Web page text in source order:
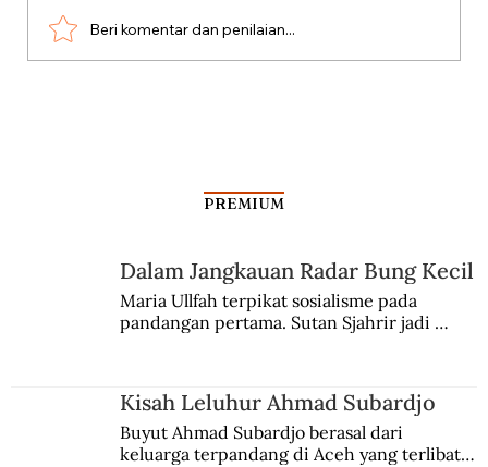
Kasus Penipuan Raja Komputer
Beri komentar dan penilaian...
PREMIUM
Dalam Jangkauan Radar Bung Kecil
Maria Ullfah terpikat sosialisme pada
pandangan pertama. Sutan Sjahrir jadi
Kisah Leluhur Ahmad Subardjo
Buyut Ahmad Subardjo berasal dari
keluarga terpandang di Aceh yang terlibat